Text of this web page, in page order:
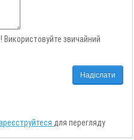
Використовуйте звичайний
Надіслати
для перегляду